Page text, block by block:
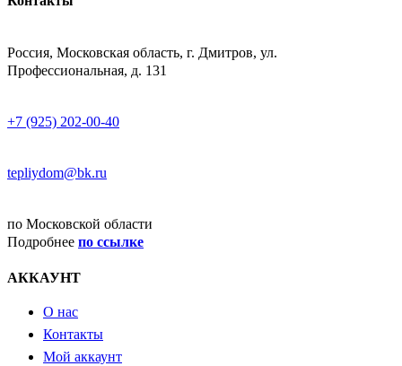
Россия, Московская область, г. Дмитров, ул.
Профессиональная, д. 131
+7 (925) 202-00-40
tepliydom@bk.ru
по Московской области
Подробнее по ссылке
АККАУНТ
О нас
Контакты
Мой аккаунт